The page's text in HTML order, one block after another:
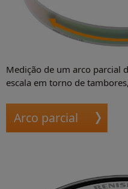
Medição de um arco parcial
escala em torno de
Arco parcial